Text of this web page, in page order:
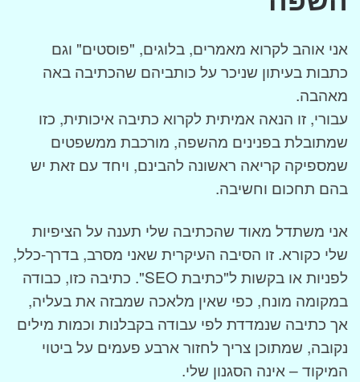
אני אוהב לקרוא מאמרים, בלוגים, "פוסטים" וגם
כתבות בעיתון שניכר על כותביהם שהכתיבה באה
מאהבה.
עבורי, זו הנאה אמיתית לקרוא כתיבה איכותית, כזו
שמתובלת בפנינים מהשפה, מורכבת ממשפטים
שמספיקה קריאה ראשונה להבינם, ויחד עם זאת יש
בהם תחכום וחשיבה.
אני משתדל מאוד שהכתיבה שלי תענה על הציפיות
שלי כקורא. זו הסיבה העיקרית שאני מסרב, בדרך-כלל,
לפניות או בקשות ל"כתיבת SEO". כתיבה כזו, כבודה
במקומה מונח, כפי שאין מלאכה שמבזה את בעליה,
אך כתיבה שנמדדת לפי עבודה בקבלנות וכמות מילים
נקובה, שמתוכן צריך לחזור ארבע פעמים על ביטוי
המיקוד – אינה הסגנון שלי.